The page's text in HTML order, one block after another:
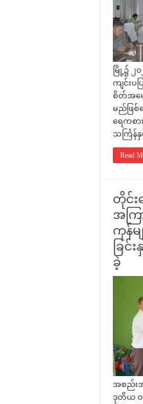
မြို့၌ ၂
ကျင်းပ
စိတ်အမေ
မည်ဖြစ်
ရေကစာ
သင်္ကြန်
Read
တိုင်း
အကြ
ကုန်
ခြင်
ခဲ့
အစည်းအ
ဒုတိယ ဝ